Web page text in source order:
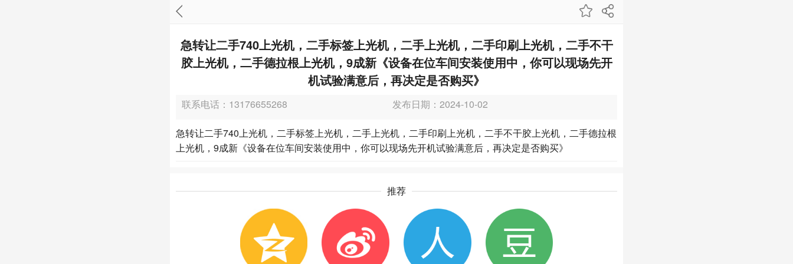
急转让二手740上光机，二手标签上光机，二手上光机，二手印刷上光机，二手不干
胶上光机，二手德拉根上光机，9成新《设备在位车间安装使用中，你可以现场先开
机试验满意后，再决定是否购买》
联系电话：13176655268 发布日期：2024-10-02
急转让二手740上光机，二手标签上光机，二手上光机，二手印刷上光机，二手不干胶上光机，二手德拉根
上光机，9成新《设备在位车间安装使用中，你可以现场先开机试验满意后，再决定是否购买》
推荐